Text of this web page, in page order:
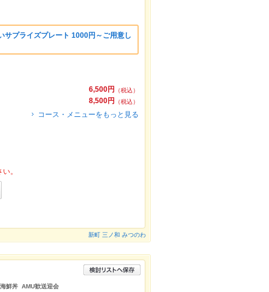
サプライズプレート 1000円～ご用意し
6,500円 （税込）
8,500円 （税込）
コース・メニューをもっと見る
。
新町 三ノ和 みつのわ
鮮丼 AMU歓送迎会